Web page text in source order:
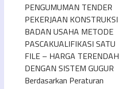
PENGUMUMAN TENDER
PEKERJAAN KONSTRUKSI
BADAN USAHA METODE
PASCAKUALIFIKASI SATU
FILE – HARGA TERENDAH
DENGAN SISTEM GUGUR
Berdasarkan Peraturan